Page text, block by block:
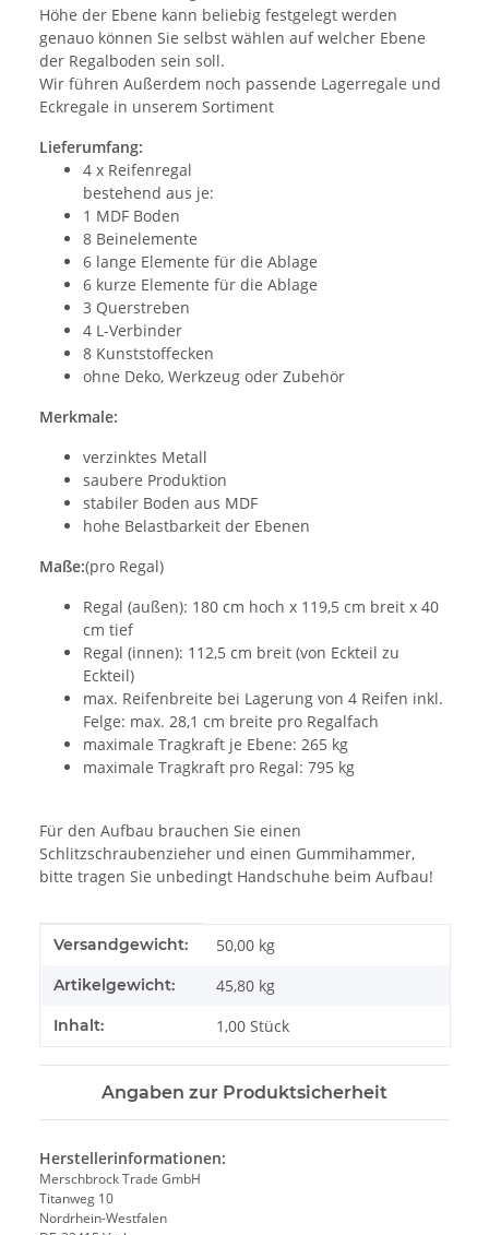
Höhe der Ebene kann beliebig festgelegt werden
genauo können Sie selbst wählen auf welcher Ebene
der Regalboden sein soll.
Wir führen Außerdem noch passende Lagerregale und
Eckregale in unserem Sortiment
Lieferumfang:
4 x Reifenregal
bestehend aus je:
1 MDF Boden
8 Beinelemente
6 lange Elemente für die Ablage
6 kurze Elemente für die Ablage
3 Querstreben
4 L-Verbinder
8 Kunststoffecken
ohne Deko, Werkzeug oder Zubehör
Merkmale:
verzinktes Metall
saubere Produktion
stabiler Boden aus MDF
hohe Belastbarkeit der Ebenen
Maße:(pro Regal)
Regal (außen): 180 cm hoch x 119,5 cm breit x 40
cm tief
Regal (innen): 112,5 cm breit (von Eckteil zu
Eckteil)
max. Reifenbreite bei Lagerung von 4 Reifen inkl.
Felge: max. 28,1 cm breite pro Regalfach
maximale Tragkraft je Ebene: 265 kg
maximale Tragkraft pro Regal: 795 kg
Für den Aufbau brauchen Sie einen
Schlitzschraubenzieher und einen Gummihammer,
bitte tragen Sie unbedingt Handschuhe beim Aufbau!
Produkteigenschaft
Wert
Versandgewicht: 50,00 kg
Artikelgewicht: 45,80 kg
Inhalt: 1,00 Stück
Angaben zur Produktsicherheit
Herstellerinformationen:
Merschbrock Trade GmbH
Titanweg 10
Nordrhein-Westfalen